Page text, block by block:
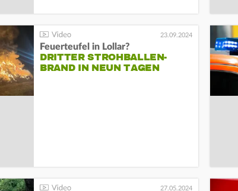
23.09.2024
Feuerteufel in Lollar?
DRITTER STROHBALLEN-
BRAND IN NEUN TAGEN
27.05.2024